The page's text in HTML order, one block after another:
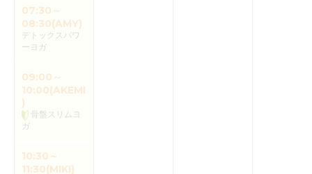
07:30～
08:30(AMY)
デトックスパワ
ーヨガ
09:00～
10:00(AKEMI
)
骨盤スリムヨ
ガ
10:30～
11:30(MIKI)